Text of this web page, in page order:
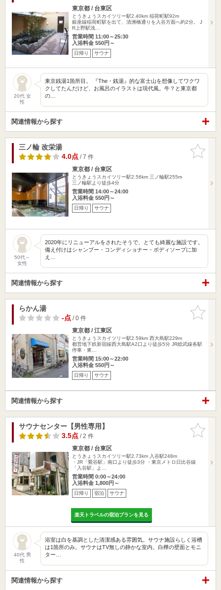
東京都 / 台東区
とうきょうスカイツリー駅2.40km 稲荷町駅92m
銀座線稲荷町駅を出て、清洲橋通りを入谷方面へ約2分。 J
R上野駅浅…
営業時間 11:00～25:30
入浴料金 550円～
日帰り サウナ
20代 女
性
東京銭湯1箇所目。 『The・銭湯』的な富士山を想像してワクワ
クしてたんだけど、お風呂のイラストは現代風。牛？と東京都
の…
関連情報から探す
お気に入
りに追加
三ノ輪 改栄湯
4.0点/ 7 件
東京都 / 台東区
とうきょうスカイツリー駅2.56km 三ノ輪駅255m
三ノ輪駅より徒歩4分
営業時間 14:00～24:00
入浴料金 550円～
日帰り サウナ
50代～
女性
2020年にリニューアルをされたそうで、とても綺麗な施設です。
備え付けはシャンプー・コンディショナー・ボディソープに加
え…
関連情報から探す
お気に入
りに追加
らかん湯
-点/ 0 件
東京都 / 江東区
とうきょうスカイツリー駅2.59km 西大島駅229m
都営地下鉄新宿線西大島駅A2口より徒歩5分 JR総武線各駅
停車・東…
営業時間 15:00～22:00
入浴料金 550円～
日帰り サウナ
関連情報から探す
お気に入
りに追加
サウナセンター【男性専用】
3.5点/ 2 件
東京都 / 台東区
とうきょうスカイツリー駅2.73km 入谷駅248m
・JR「鶯谷駅」南口より徒歩3分 ・東京メトロ日比谷線
「入谷駅」よ…
営業時間 0:00～24:00
入浴料金 1,800円～
日帰り 宿泊 サウナ
楽天トラベルの宿泊プランを見る
40代 男
性
浴室は白を基調とした清潔感ある雰囲気。サウナ施設らしく浴槽
は1箇所のみ。サウナはTV無しの静かな室内。白樺の壁面とモニ
ター…
関連情報から探す